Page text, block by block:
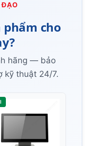
ĐẠO
phẩm cho
hãng — bảo
kỹ thuật 24/7.